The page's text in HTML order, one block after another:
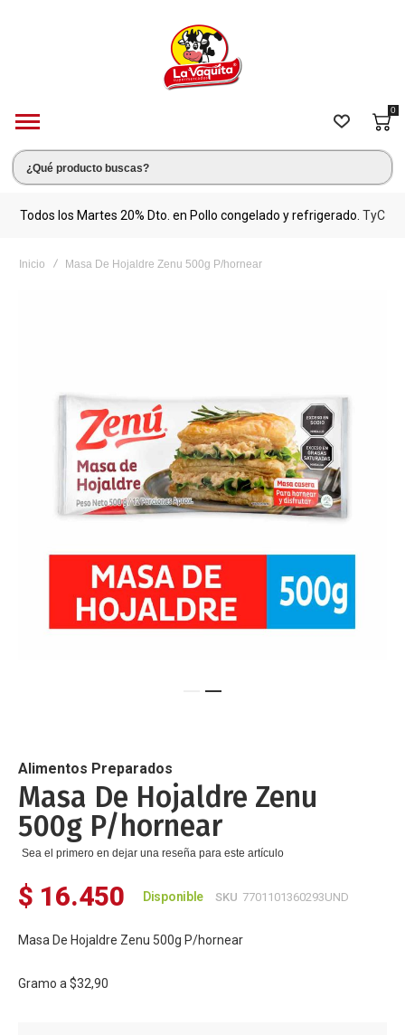
0
Todos los Martes 20% Dto. en Pollo congelado y refrigerado. TyC
Inicio Masa De Hojaldre Zenu 500g P/hornear
de
la
galería
de
imágenes
Alimentos Preparados
Masa De Hojaldre Zenu
500g P/hornear
Sea el primero en dejar una reseña para este artículo
$ 16.450 Disponible SKU 7701101360293UND
Masa De Hojaldre Zenu 500g P/hornear
Gramo a $32,90